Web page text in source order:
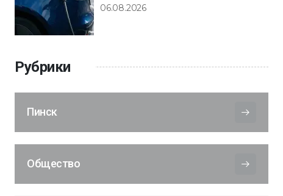
06.08.2026
Рубрики
Пинск
Общество